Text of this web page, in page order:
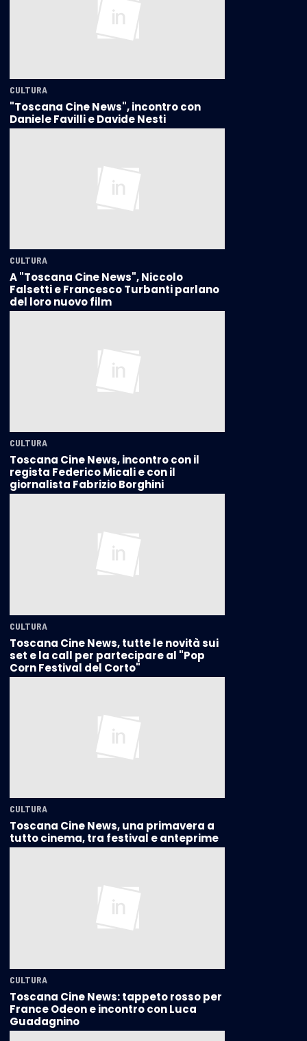
CULTURA
"Toscana Cine News", incontro con
Daniele Favilli e Davide Nesti
CULTURA
A "Toscana Cine News", Niccolo
Falsetti e Francesco Turbanti parlano
del loro nuovo film
CULTURA
Toscana Cine News, incontro con il
regista Federico Micali e con il
giornalista Fabrizio Borghini
CULTURA
Toscana Cine News, tutte le novità sui
set e la call per partecipare al "Pop
Corn Festival del Corto"
CULTURA
Toscana Cine News, una primavera a
tutto cinema, tra festival e anteprime
CULTURA
Toscana Cine News: tappeto rosso per
France Odeon e incontro con Luca
Guadagnino